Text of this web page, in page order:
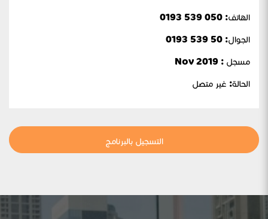
الهاتف: 050 539 0193
الجوال:
مسجل : Nov 2019
الحالة: غير متصل
التسجيل بالبرنامج